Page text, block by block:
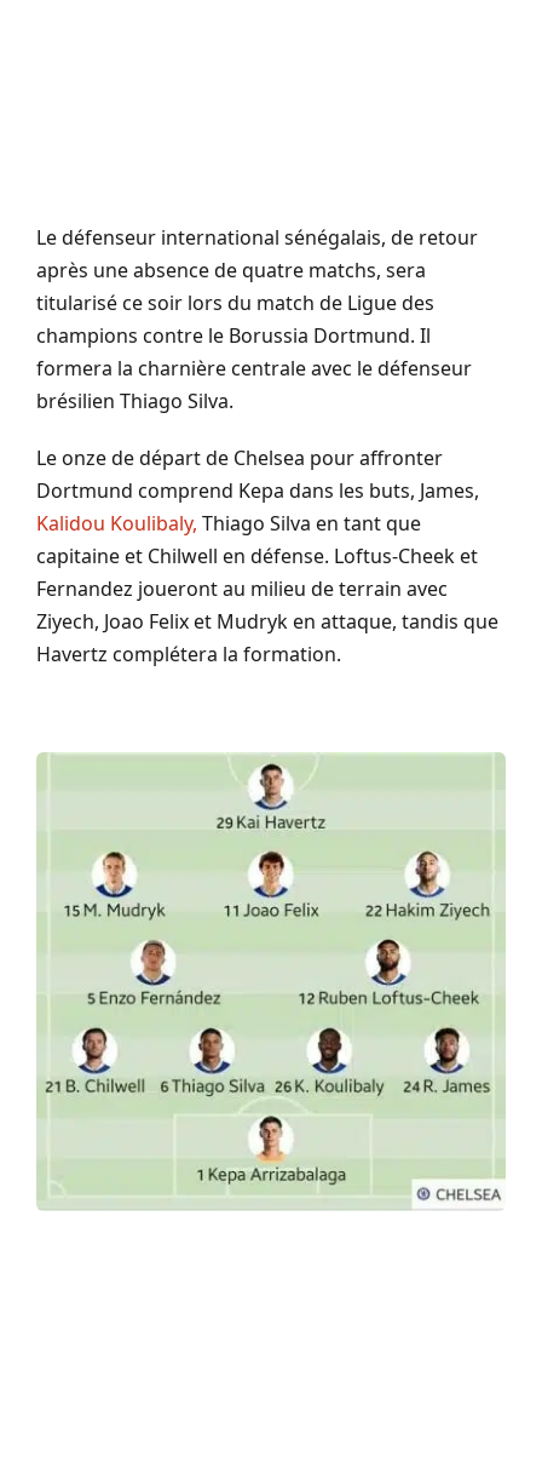
Le défenseur international sénégalais, de retour
après une absence de quatre matchs, sera
titularisé ce soir lors du match de Ligue des
champions contre le Borussia Dortmund. Il
formera la charnière centrale avec le défenseur
brésilien Thiago Silva.
Le onze de départ de Chelsea pour affronter
Dortmund comprend Kepa dans les buts, James,
Kalidou Koulibaly, Thiago Silva en tant que
capitaine et Chilwell en défense. Loftus-Cheek et
Fernandez joueront au milieu de terrain avec
Ziyech, Joao Felix et Mudryk en attaque, tandis que
Havertz complétera la formation.